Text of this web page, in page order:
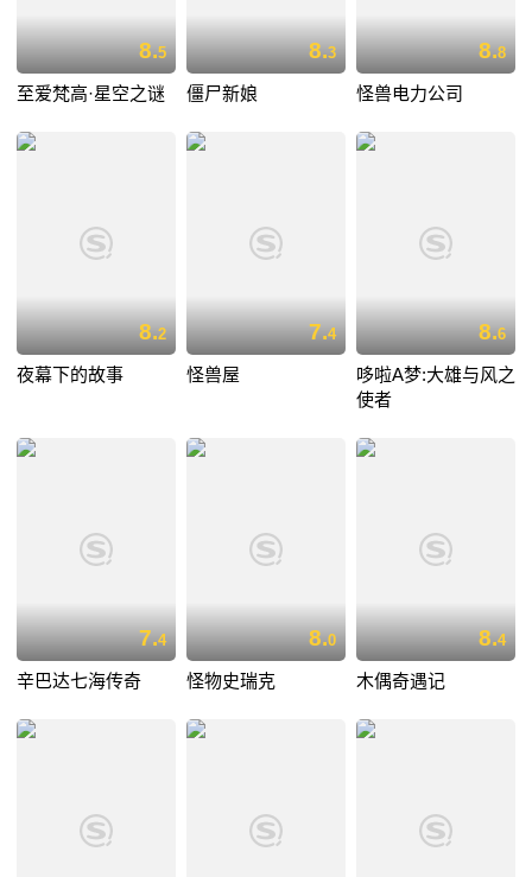
8.5
至爱梵高·星空之谜
8.3
僵尸新娘
8.8
怪兽电力公司
8.2
夜幕下的故事
7.4
怪兽屋
8.6
哆啦A梦:大雄与风之
使者
7.4
辛巴达七海传奇
8.0
怪物史瑞克
8.4
木偶奇遇记